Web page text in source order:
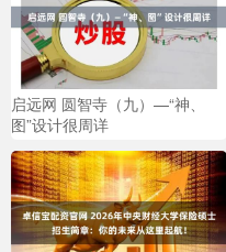
启远网 圆智寺（九）—“神、
图”设计很周详